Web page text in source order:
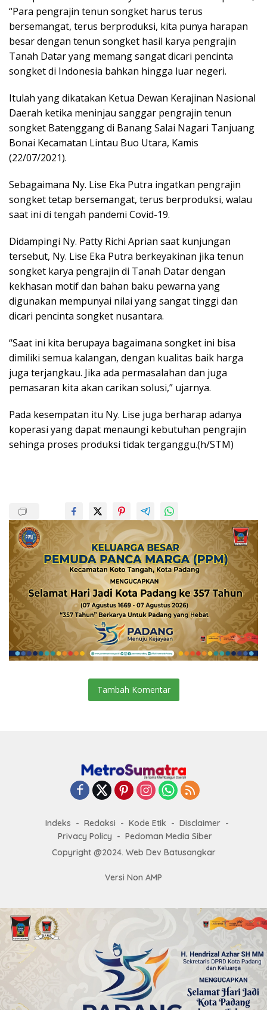
“Para pengrajin tenun songket harus terus
bersemangat, terus berproduksi, kita punya harapan
besar dengan tenun songket hasil karya pengrajin
Tanah Datar yang memang sangat dicari pencinta
songket di Indonesia bahkan hingga luar negeri.
Itulah yang dikatakan Ketua Dewan Kerajinan Nasional
Daerah ketika meninjau sanggar pengrajin tenun
songket Batenggang di Banang Salai Nagari Tanjuang
Bonai Kecamatan Lintau Buo Utara, Kamis
(22/07/2021).
Sebagaimana Ny. Lise Eka Putra ingatkan pengrajin
songket tetap bersemangat, terus berproduksi, walau
saat ini di tengah pandemi Covid-19.
Didampingi Ny. Patty Richi Aprian saat kunjungan
tersebut, Ny. Lise Eka Putra berkeyakinan jika tenun
songket karya pengrajin di Tanah Datar dengan
kekhasan motif dan bahan baku pewarna yang
digunakan mempunyai nilai yang sangat tinggi dan
dicari pencinta songket nusantara.
“Saat ini kita berupaya bagaimana songket ini bisa
dimiliki semua kalangan, dengan kualitas baik harga
juga terjangkau. Jika ada permasalahan dan juga
pemasaran kita akan carikan solusi,” ujarnya.
Pada kesempatan itu Ny. Lise juga berharap adanya
koperasi yang dapat menaungi kebutuhan pengrajin
sehinga proses produksi tidak terganggu.(h/STM)
Tambah Komentar
Indeks Redaksi Kode Etik
Disclaimer
Privacy Policy
Pedoman Media Siber
Copyright @2024. Web Dev Batusangkar
Versi Non AMP